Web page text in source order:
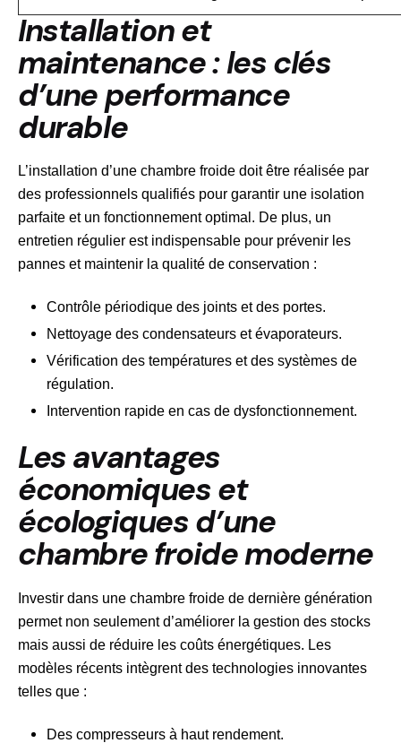
Installation et
maintenance : les clés
d’une performance
durable
L’installation d’une chambre froide doit être réalisée par
des professionnels qualifiés pour garantir une isolation
parfaite et un fonctionnement optimal. De plus, un
entretien régulier est indispensable pour prévenir les
pannes et maintenir la qualité de conservation :
Contrôle périodique des joints et des portes.
Nettoyage des condensateurs et évaporateurs.
Vérification des températures et des systèmes de
régulation.
Intervention rapide en cas de dysfonctionnement.
Les avantages
économiques et
écologiques d’une
chambre froide moderne
Investir dans une chambre froide de dernière génération
permet non seulement d’améliorer la gestion des stocks
mais aussi de réduire les coûts énergétiques. Les
modèles récents intègrent des technologies innovantes
telles que :
Des compresseurs à haut rendement.